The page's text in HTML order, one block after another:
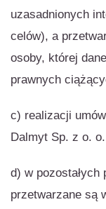
uzasadnionych
celów), a
osoby, której
prawnych
c) realizacji
Dalmyt Sp. z o. o.
d) w pozostałych
przetwarzane są